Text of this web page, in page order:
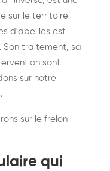
sur le territoire
d'abeilles est
Son traitement, sa
sont
sur notre
.
sur le frelon
qui